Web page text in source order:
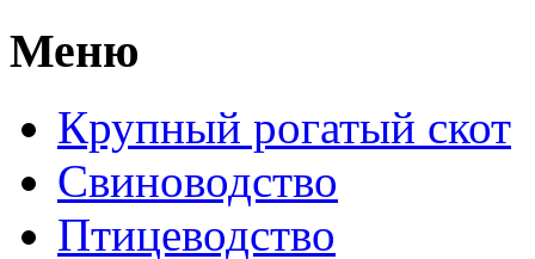
Меню
Крупный рогатый скот
Свиноводство
Птицеводство